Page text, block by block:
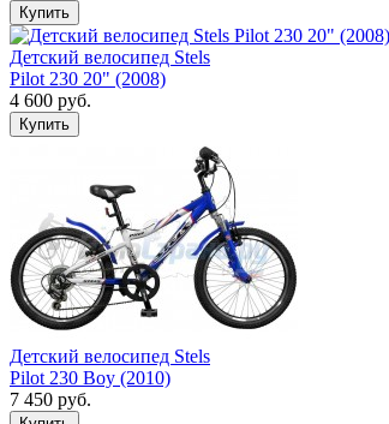
Детский велосипед Stels
Pilot 230 20" (2008)
4 600 руб.
Детский велосипед Stels
Pilot 230 Boy (2010)
7 450 руб.